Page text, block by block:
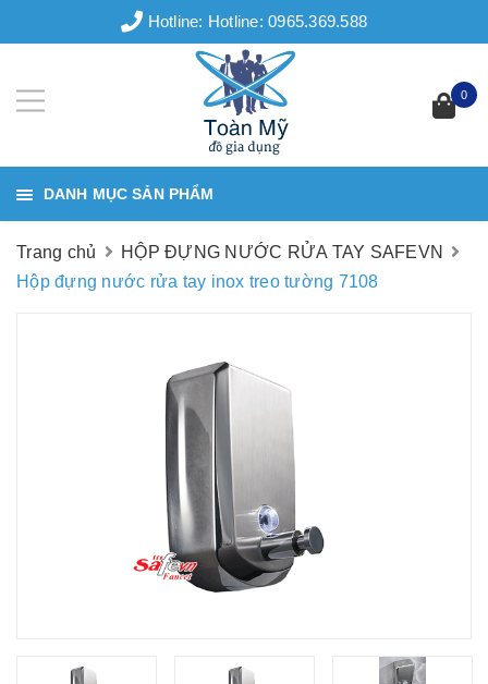
Hotline: Hotline: 0965.369.588
0
DANH MỤC SẢN PHẨM
Trang chủ
HỘP ĐỰNG NƯỚC RỬA TAY SAFEVN
Hộp đựng nước rửa tay inox treo tường 7108